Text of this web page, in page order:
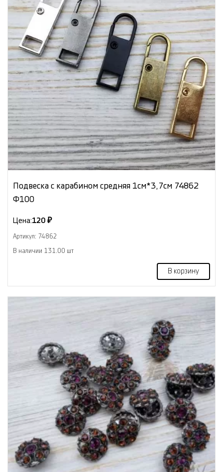
Подвеска с карабином средняя 1см*3,7см 74862
Ф100
Цена:120 ₽
Артикул: 74862
В наличии 131.00 шт
В корзину